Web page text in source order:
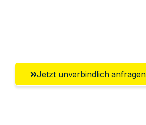
Jetzt unverbindlich anfragen